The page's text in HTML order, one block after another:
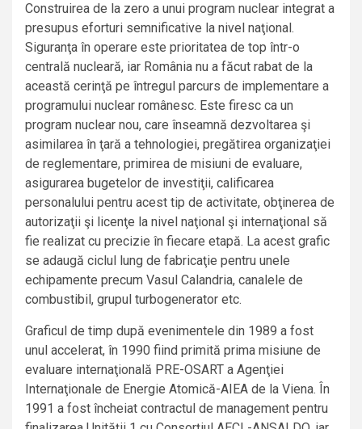
Construirea de la zero a unui program nuclear integrat a
presupus eforturi semnificative la nivel naţional.
Siguranţa în operare este prioritatea de top într-o
centrală nucleară, iar România nu a făcut rabat de la
această cerinţă pe întregul parcurs de implementare a
programului nuclear românesc. Este firesc ca un
program nuclear nou, care înseamnă dezvoltarea şi
asimilarea în ţară a tehnologiei, pregătirea organizaţiei
de reglementare, primirea de misiuni de evaluare,
asigurarea bugetelor de investiţii, calificarea
personalului pentru acest tip de activitate, obţinerea de
autorizaţii şi licenţe la nivel naţional şi internaţional să
fie realizat cu precizie în fiecare etapă. La acest grafic
se adaugă ciclul lung de fabricaţie pentru unele
echipamente precum Vasul Calandria, canalele de
combustibil, grupul turbogenerator etc.
Graficul de timp după evenimentele din 1989 a fost
unul accelerat, în 1990 fiind primită prima misiune de
evaluare internaţională PRE-OSART a Agenţiei
Internaţionale de Energie Atomică-AIEA de la Viena. În
1991 a fost încheiat contractul de management pentru